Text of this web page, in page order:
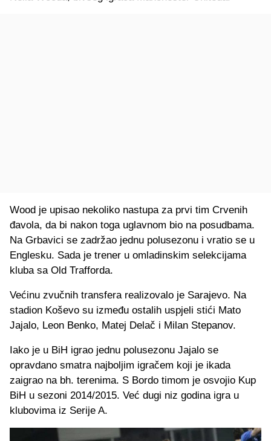
Wood je upisao nekoliko nastupa za prvi tim Crvenih
đavola, da bi nakon toga uglavnom bio na posudbama.
Na Grbavici se zadržao jednu polusezonu i vratio se u
Englesku. Sada je trener u omladinskim selekcijama
kluba sa Old Trafforda.
Većinu zvučnih transfera realizovalo je Sarajevo. Na
stadion Koševo su između ostalih uspjeli stići Mato
Jajalo, Leon Benko, Matej Delač i Milan Stepanov.
Iako je u BiH igrao jednu polusezonu Jajalo se
opravdano smatra najboljim igračem koji je ikada
zaigrao na bh. terenima. S Bordo timom je osvojio Kup
BiH u sezoni 2014/2015. Već dugi niz godina igra u
klubovima iz Serije A.